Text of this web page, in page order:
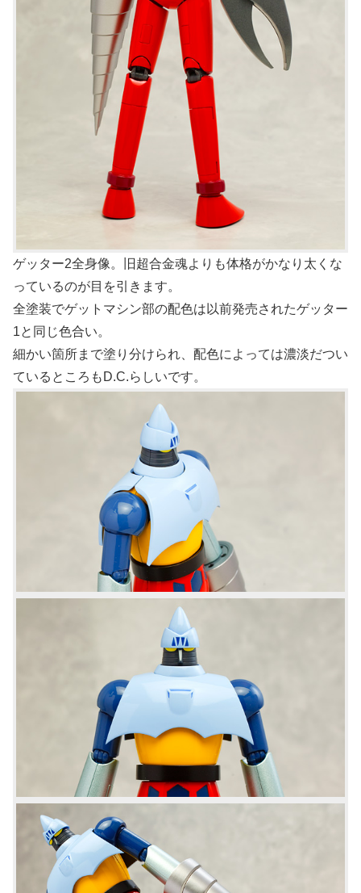
ゲッター2全身像。旧超合金魂よりも体格がかなり太くな
っているのが目を引きます。
全塗装でゲットマシン部の配色は以前発売されたゲッター
1と同じ色合い。
細かい箇所まで塗り分けられ、配色によっては濃淡だつい
ているところもD.C.らしいです。